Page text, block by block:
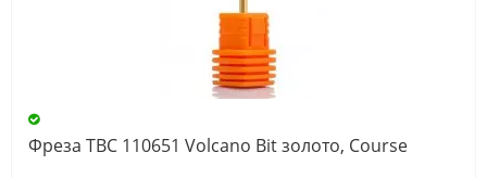
Фреза ТВС 110651 Volcano Bit золото, Course